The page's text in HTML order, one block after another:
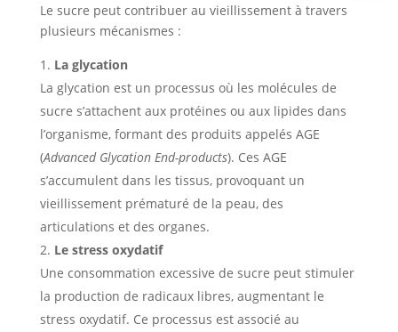
Le sucre peut contribuer au vieillissement à travers
plusieurs mécanismes :
La glycation
La glycation est un processus où les molécules de
sucre s’attachent aux protéines ou aux lipides dans
l’organisme, formant des produits appelés AGE
(Advanced Glycation End-products). Ces AGE
s’accumulent dans les tissus, provoquant un
vieillissement prématuré de la peau, des
articulations et des organes.
Le stress oxydatif
Une consommation excessive de sucre peut stimuler
la production de radicaux libres, augmentant le
stress oxydatif. Ce processus est associé au